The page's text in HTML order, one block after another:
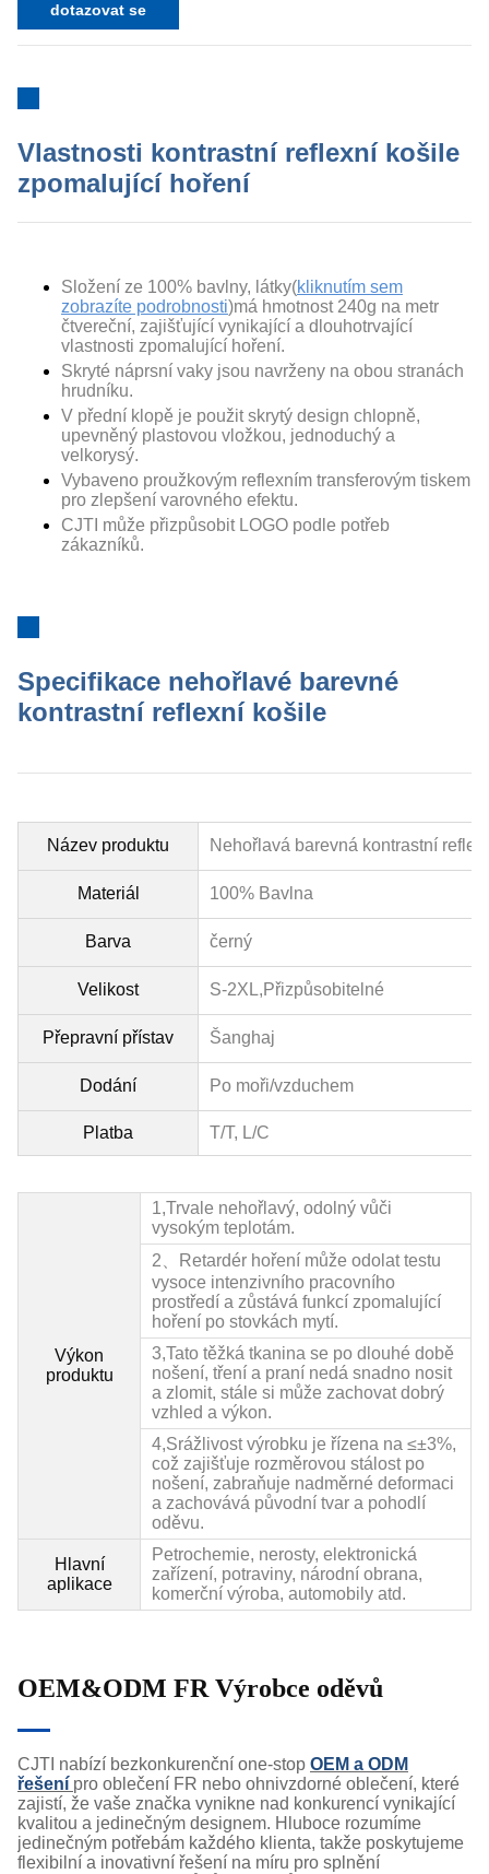
dotazovat se
Vlastnosti kontrastní reflexní košile
zpomalující hoření
Složení ze 100% bavlny, látky(kliknutím sem
zobrazíte podrobnosti)má hmotnost 240g na metr
čtvereční, zajišťující vynikající a dlouhotrvající
vlastnosti zpomalující hoření.
Skryté náprsní vaky jsou navrženy na obou stranách
hrudníku.
V přední klopě je použit skrytý design chlopně,
upevněný plastovou vložkou, jednoduchý a
velkorysý.
Vybaveno proužkovým reflexním transferovým tiskem
pro zlepšení varovného efektu.
CJTI může přizpůsobit LOGO podle potřeb
zákazníků.
Specifikace nehořlavé barevné
kontrastní reflexní košile
Název produktu Nehořlavá barevná kontrastní
Materiál 100% Bavlna
Barva černý
Velikost S-2XL, Přizpůsobitelné
Přepravní přístav Šanghaj
Dodání Po moři/vzduchem
Platba T/T, L/C
Výkon
produktu
1,Trvale nehořlavý, odolný vůči
vysokým teplotám.
2、Retardér hoření může odolat testu
vysoce intenzivního pracovního
prostředí a zůstává funkcí zpomalující
hoření po stovkách mytí.
3,Tato těžká tkanina se po dlouhé době
nošení, tření a praní nedá snadno nosit
a zlomit, stále si může zachovat dobrý
vzhled a výkon.
4,Srážlivost výrobku je řízena na ≤±3%,
což zajišťuje rozměrovou stálost po
nošení, zabraňuje nadměrné deformaci
a zachovává původní tvar a pohodlí
oděvu.
Hlavní
aplikace
Petrochemie, nerosty, elektronická
zařízení, potraviny, národní obrana,
komerční výroba, automobily atd.
OEM&ODM FR Výrobce oděvů
CJTI nabízí bezkonkurenční one-stop OEM a ODM
řešení pro oblečení FR nebo ohnivzdorné oblečení, které
zajistí, že vaše značka vynikne nad konkurencí vynikající
kvalitou a jedinečným designem. Hluboce rozumíme
jedinečným potřebám každého klienta, takže poskytujeme
flexibilní a inovativní řešení na míru pro splnění